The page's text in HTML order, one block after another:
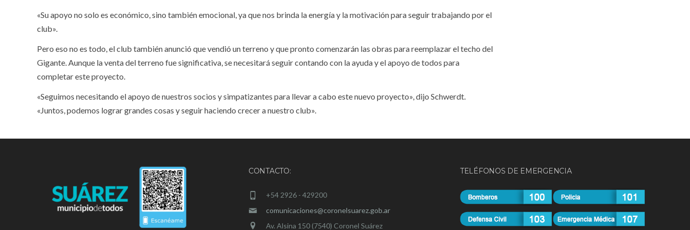
«Su apoyo no solo es económico, sino también emocional, ya que nos brinda la energía y la motivación para seguir trabajando por el
club».
Pero eso no es todo, el club también anunció que vendió un terreno y que pronto comenzarán las obras para reemplazar el techo del
Gigante. Aunque la venta del terreno fue significativa, se necesitará seguir contando con la ayuda y el apoyo de todos para
completar este proyecto.
«Seguimos necesitando el apoyo de nuestros socios y simpatizantes para llevar a cabo este nuevo proyecto», dijo Schwerdt.
«Juntos, podemos lograr grandes cosas y seguir haciendo crecer a nuestro club».
CONTACTO:
+54 2926 - 429200
comunicaciones@coronelsuarez.gob.ar
Av. Alsina 150 (7540) Coronel Suárez
TELÉFONOS DE EMERGENCIA